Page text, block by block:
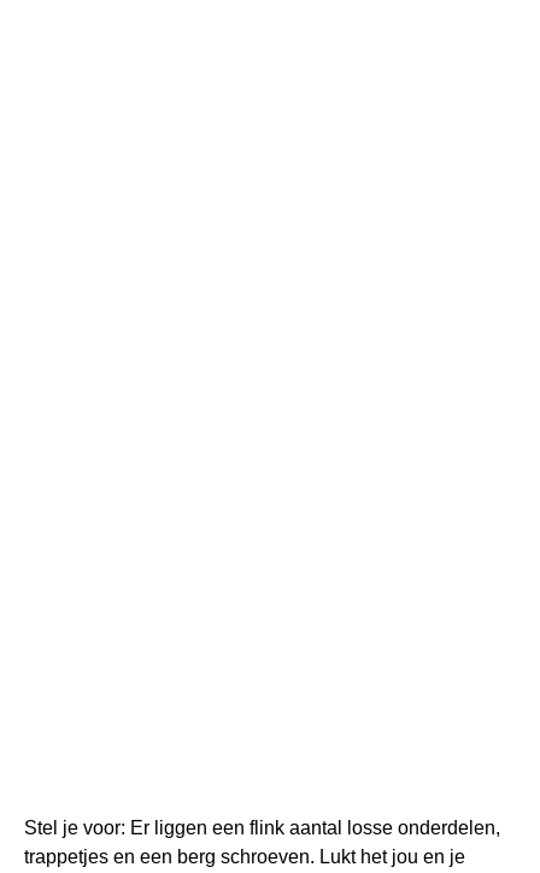
PALENPA | INDOOR
Stel je voor: Er liggen een flink aantal losse onderdelen,
trappetjes en een berg schroeven. Lukt het jou en je